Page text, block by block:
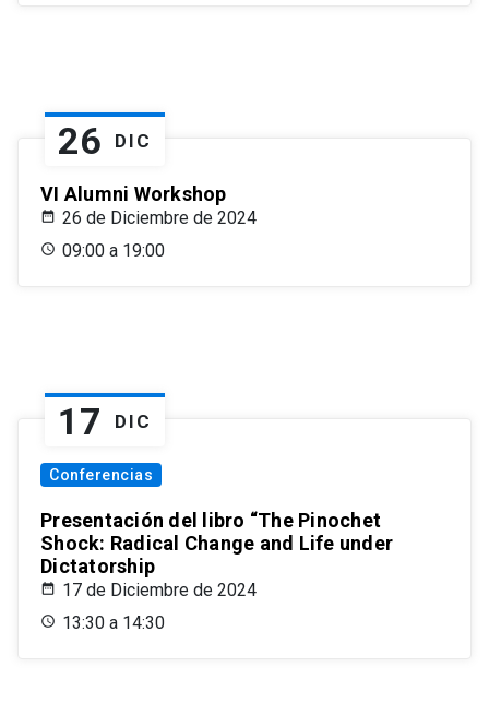
26 DIC
VI Alumni Workshop
26 de Diciembre de 2024
09:00 a 19:00
17 DIC
Conferencias
Presentación del libro “The Pinochet
Shock: Radical Change and Life under
Dictatorship
17 de Diciembre de 2024
13:30 a 14:30